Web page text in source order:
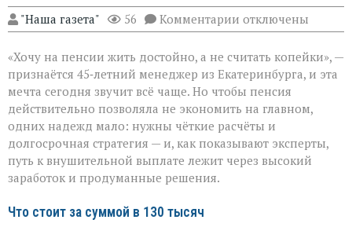
"Наша газета" 56 Комментарии к
записи
мечты:
что
нужно,
чтобы
получать
130
тысяч
рублей
отключены
«Хочу на пенсии жить достойно, а не считать копейки», —
признаётся 45‑летний менеджер из Екатеринбурга, и эта
мечта сегодня звучит всё чаще. Но чтобы пенсия
действительно позволяла не экономить на главном,
одних надежд мало: нужны чёткие расчёты и
долгосрочная стратегия — и, как показывают эксперты,
путь к внушительной выплате лежит через высокий
заработок и продуманные решения.
Что стоит за суммой в 130 тысяч